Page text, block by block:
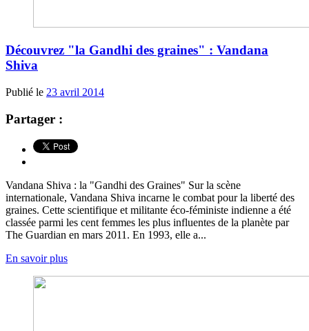
Découvrez "la Gandhi des graines" : Vandana
Shiva
Publié le 23 avril 2014
Partager :
Vandana Shiva : la "Gandhi des Graines" Sur la scène
internationale, Vandana Shiva incarne le combat pour la liberté des
graines. Cette scientifique et militante éco-féministe indienne a été
classée parmi les cent femmes les plus influentes de la planète par
The Guardian en mars 2011. En 1993, elle a...
En savoir plus